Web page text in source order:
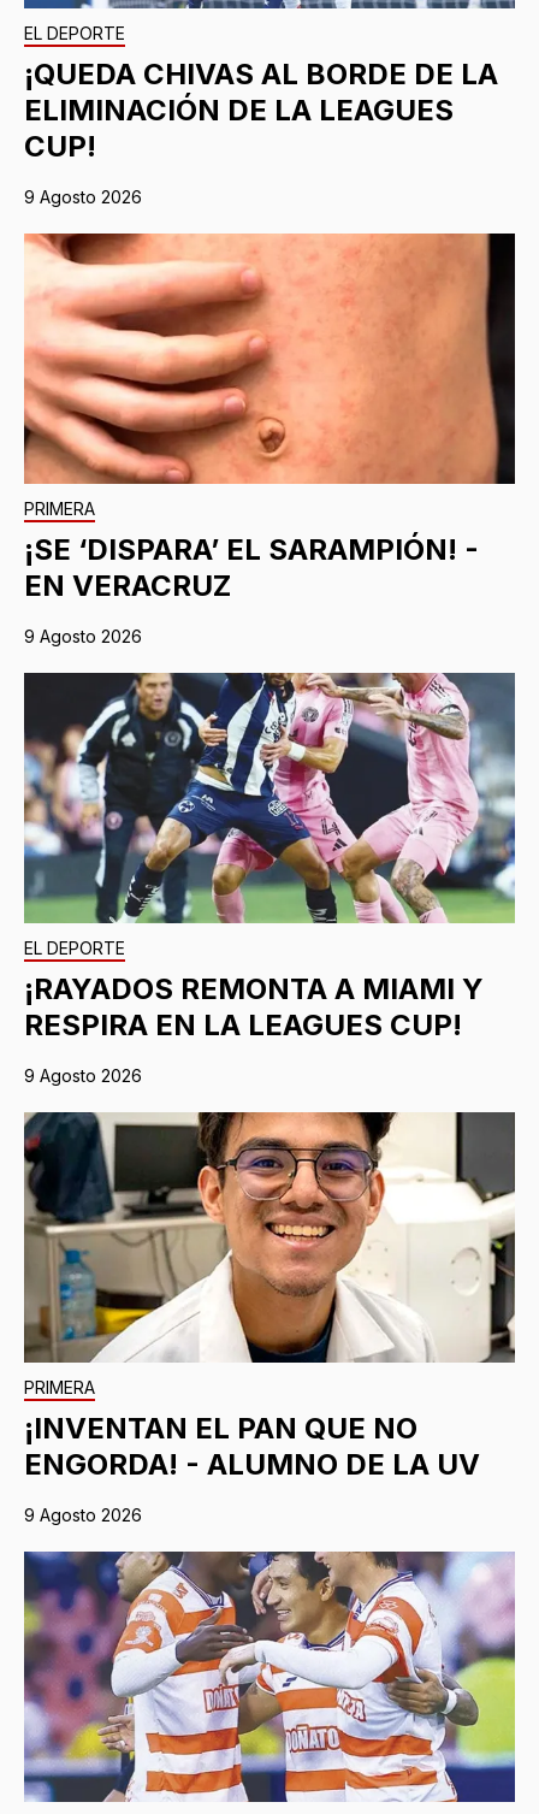
EL DEPORTE
¡QUEDA CHIVAS AL BORDE DE LA
ELIMINACIÓN DE LA LEAGUES
CUP!
9 Agosto 2026
PRIMERA
¡SE ‘DISPARA’ EL SARAMPIÓN! -
EN VERACRUZ
9 Agosto 2026
EL DEPORTE
¡RAYADOS REMONTA A MIAMI Y
RESPIRA EN LA LEAGUES CUP!
9 Agosto 2026
PRIMERA
¡INVENTAN EL PAN QUE NO
ENGORDA! - ALUMNO DE LA UV
9 Agosto 2026